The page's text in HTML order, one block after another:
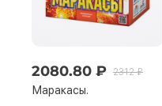
2080.80 ₽ 2312 ₽
Маракасы.